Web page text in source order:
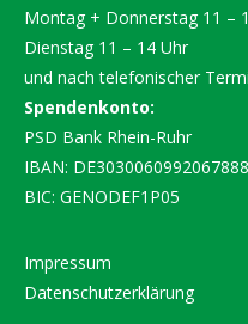
Montag + Donnerstag 11 –
Dienstag 11 – 14 Uhr
und nach telefonischer
Spendenkonto:
PSD Bank Rhein-Ruhr
IBAN:
BIC: GENODEF1P05
Impressum
Datenschutzerklärung